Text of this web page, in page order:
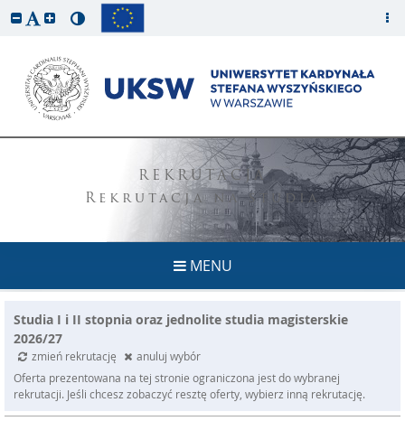
REKRUTACJA
Rekrutacja na studia
MENU
Studia I i II stopnia oraz jednolite studia magisterskie
2026/27
zmień rekrutację
anuluj wybór
Oferta prezentowana na tej stronie ograniczona jest do wybranej
rekrutacji. Jeśli chcesz zobaczyć resztę oferty, wybierz inną rekrutację.